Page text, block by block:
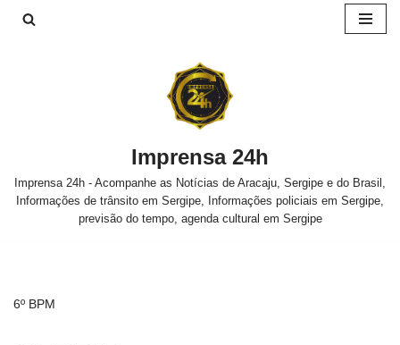
Imprensa 24h
Imprensa 24h - Acompanhe as Notícias de Aracaju, Sergipe e do Brasil,
Informações de trânsito em Sergipe, Informações policiais em Sergipe,
previsão do tempo, agenda cultural em Sergipe
6º BPM